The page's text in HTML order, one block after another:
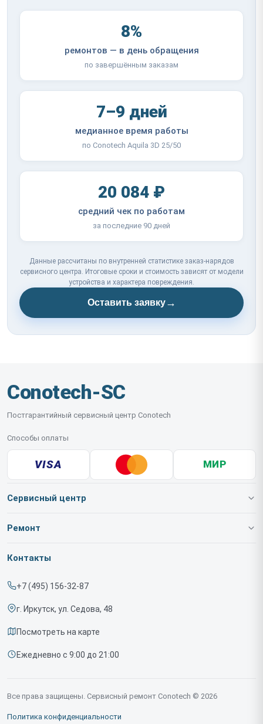
8%
ремонтов — в день обращения
по завершённым заказам
7–9 дней
медианное время работы
по Conotech Aquila 3D 25/50
20 084 ₽
средний чек по работам
за последние 90 дней
Данные рассчитаны по внутренней статистике заказ-нарядов
сервисного центра. Итоговые сроки и стоимость зависят от модели
устройства и характера повреждения.
Оставить заявку→
Conotech-SC
Постгарантийный сервисный центр Conotech
Способы оплаты
VISA МИР
Сервисный центр
О нашем сервисе
Срочный ремонт
Доставка и способы оплаты
Диагностика
Контакты
Ремонт
Тепловизионных очков
Контакты
+7 (495) 156-32-87
г. Иркутск, ул. Седова, 48
Посмотреть на карте
Ежедневно с 9:00 до 21:00
Все права защищены. Сервисный ремонт Conotech © 2026
Политика конфиденциальности